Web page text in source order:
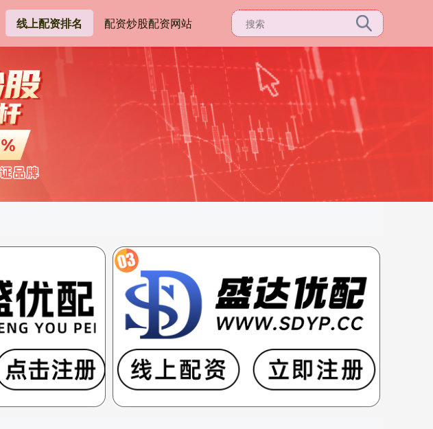
线上配资排名 配资炒股配资网站